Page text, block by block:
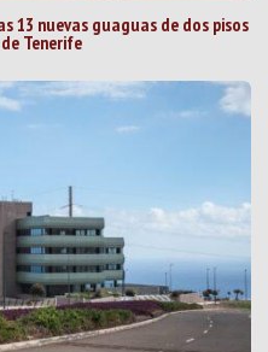
13 nuevas guaguas de dos pisos
Tenerife